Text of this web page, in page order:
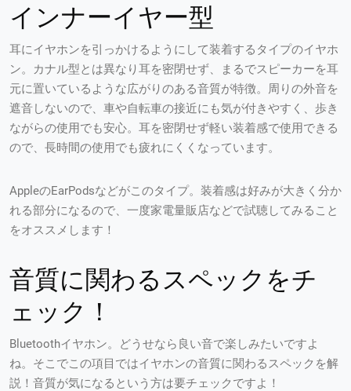
インナーイヤー型
耳にイヤホンを引っかけるようにして装着するタイプのイヤホ
ン。カナル型とは異なり耳を密閉せず、まるでスピーカーを耳
元に置いているような広がりのある音質が特徴。周りの外音を
遮音しないので、車や自転車の接近にも気が付きやすく、歩き
ながらの使用でも安心。耳を密閉せず軽い装着感で使用できる
ので、長時間の使用でも疲れにくくなっています。
AppleのEarPodsなどがこのタイプ。装着感は好みが大きく分か
れる部分になるので、一度家電量販店などで試聴してみること
をオススメします！
音質に関わるスペックをチ
ェック！
Bluetoothイヤホン。どうせなら良い音で楽しみたいですよ
ね。そこでこの項目ではイヤホンの音質に関わるスペックを解
説！音質が気になるという方は要チェックですよ！